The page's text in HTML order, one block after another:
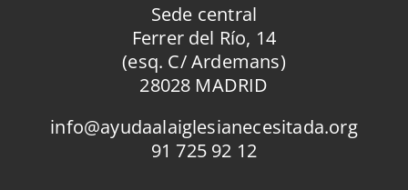
Sede central
Ferrer del Río, 14
(esq. C/ Ardemans)
28028 MADRID
info@ayudaalaiglesianecesitada.org
91 725 92 12